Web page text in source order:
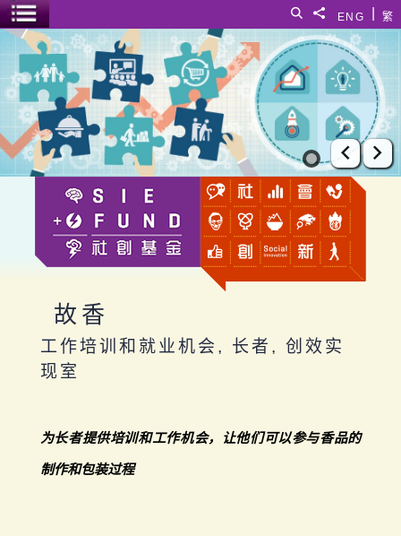
繁
ENG
分享給
搜寻
菜单开关
故香
上一张
下
故香
工作培训和就业机会, 长者, 创效实
现室
为长者提供培训和工作机会，让他们可以参与香品的
制作和包装过程